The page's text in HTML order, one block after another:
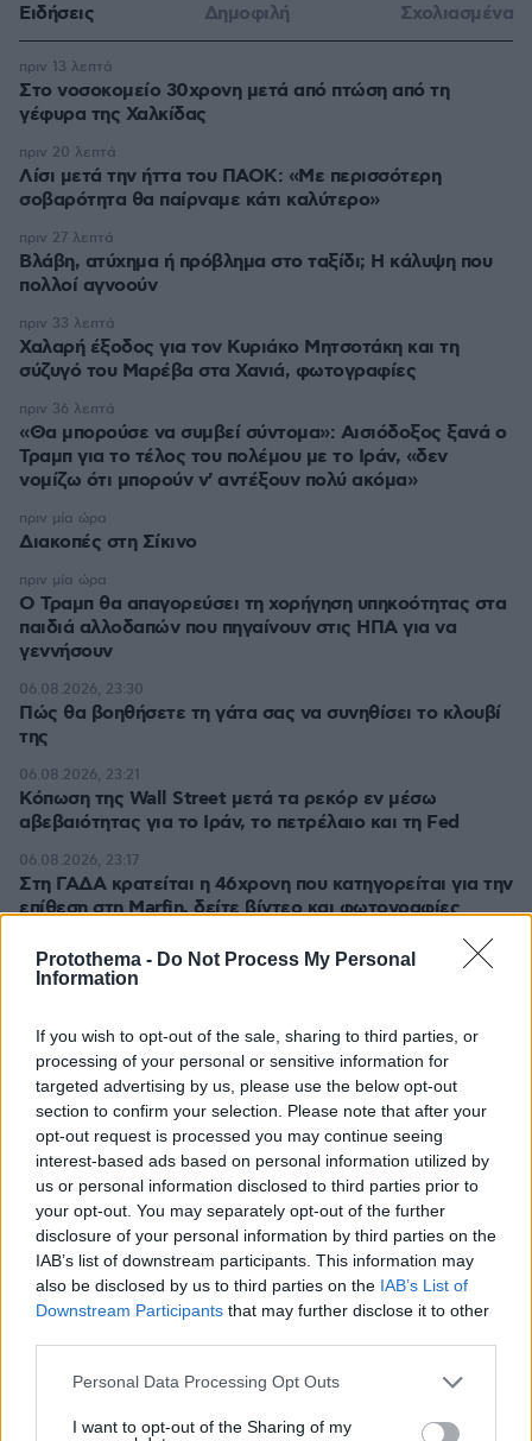
Protothema - Do Not Process My Personal
Information
If you wish to opt-out of the sale, sharing to third parties, or
processing of your personal or sensitive information for
targeted advertising by us, please use the below opt-out
section to confirm your selection. Please note that after your
opt-out request is processed you may continue seeing
interest-based ads based on personal information utilized by
us or personal information disclosed to third parties prior to
your opt-out. You may separately opt-out of the further
disclosure of your personal information by third parties on the
IAB’s list of downstream participants. This information may
also be disclosed by us to third parties on the IAB’s List of
Downstream Participants that may further disclose it to other
Please note that this website/app uses one or more Google
not limited to your visit or usage behaviour. You may click to
Personal Data Processing Opt Outs
I want to opt-out of the Sharing of my
Ειδήσεις Δημοφιλή Σχολιασμένα
Στο νοσοκομείο 30χρονη μετά από πτώση από τη
γέφυρα της Χαλκίδας
πριν 13 λεπτά
Λίσι μετά την ήττα του ΠΑΟΚ: «Με περισσότερη
σοβαρότητα θα παίρναμε κάτι καλύτερο»
πριν 20 λεπτά
Βλάβη, ατύχημα ή πρόβλημα στο ταξίδι; Η κάλυψη που
πολλοί αγνοούν
πριν 27 λεπτά
Χαλαρή έξοδος για τον Κυριάκο Μητσοτάκη και τη
σύζυγό του Μαρέβα στα Χανιά, φωτογραφίες
πριν 33 λεπτά
«Θα μπορούσε να συμβεί σύντομα»: Αισιόδοξος ξανά ο
Τραμπ για το τέλος του πολέμου με το Ιράν, «δεν
νομίζω ότι μπορούν ν' αντέξουν πολύ ακόμα»
πριν 36 λεπτά
Διακοπές στη Σίκινο
πριν μία ώρα
Ο Τραμπ θα απαγορεύσει τη χορήγηση υπηκοότητας στα
παιδιά αλλοδαπών που πηγαίνουν στις ΗΠΑ για να
γεννήσουν
πριν μία ώρα
Πώς θα βοηθήσετε τη γάτα σας να συνηθίσει το κλουβί
της
06.08.2026, 23:30
Κόπωση της Wall Street μετά τα ρεκόρ εν μέσω
αβεβαιότητας για το Ιράν, το πετρέλαιο και τη Fed
06.08.2026, 23:21
Στη ΓΑΔΑ κρατείται η 46χρονη που κατηγορείται για την
επίθεση στη Marfin, δείτε βίντεο και φωτογραφίες
06.08.2026, 23:17
ΔΕΙΤΕ ΟΛΕΣ ΤΙΣ ΕΙΔΗΣΕΙΣ
ΤΑ ΠΙΟ ΔΗΜΟΦΙΛΗ